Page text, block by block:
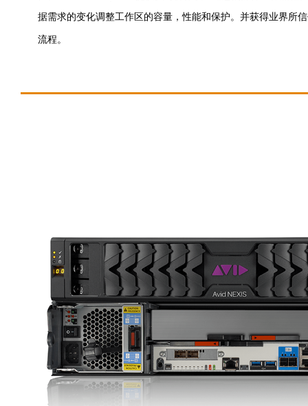
据需求的变化调整工作区的容量，性能和保护。并获得业界所
流程。